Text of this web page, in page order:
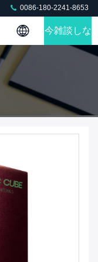
0086-180-2241-8653
今雑談しな